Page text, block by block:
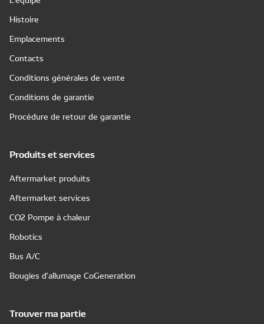
Histoire
Emplacements
Contacts
Conditions générales de vente
Conditions de garantie
Procédure de retour de garantie
Produits et services
Aftermarket produits
Aftermarket services
CO2 Pompe à chaleur
Robotics
Bus A/C
Bougies d'allumage CoGeneration
Trouver ma partie